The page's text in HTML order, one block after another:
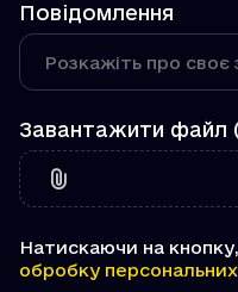
Повідомлення
Завантажити файл
Натискаючи на
обробку